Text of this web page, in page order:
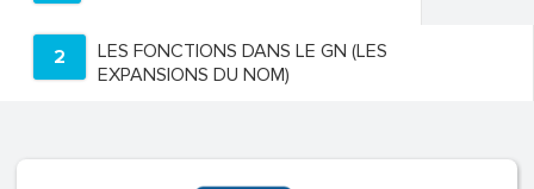
2
LES FONCTIONS DANS LE GN (LES
EXPANSIONS DU NOM)